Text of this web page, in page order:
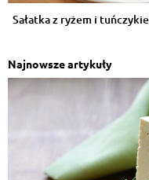
Sałatka z ryżem i
Najnowsze artykuły